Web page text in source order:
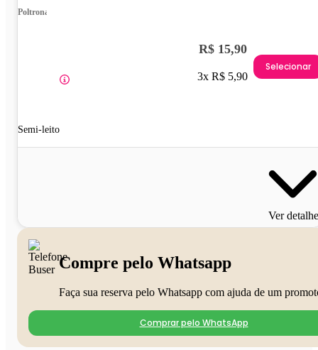
Poltrona
Semi-leito
R$ 15,90
3x R$ 5,90
Selecionar
Ver
Compre pelo Whatsapp
Faça sua reserva pelo Whatsapp com ajuda de um
Comprar pelo WhatsApp